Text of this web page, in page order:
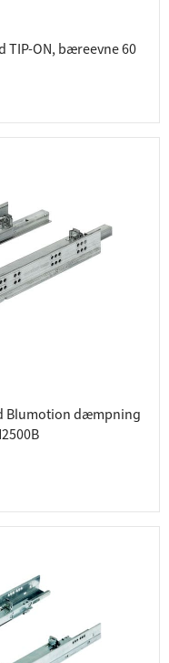
ON, bæreevne 60
Blumotion dæmpning